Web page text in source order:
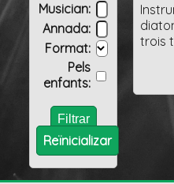
trois
Musician:
Annada:
Format:
Pels
enfants:
Reïnicializar